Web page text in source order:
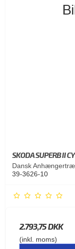
SKODA SUPERB II
Dansk
39-3626-10
2.793,75 DKK
(inkl. moms)